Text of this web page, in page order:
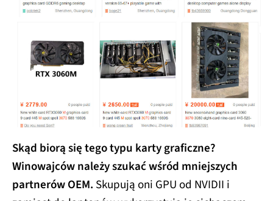
Skąd biorą się tego typu karty graficzne?
Winowajców należy szukać wśród mniejszych
partnerów OEM. Skupują oni GPU od NVIDII i